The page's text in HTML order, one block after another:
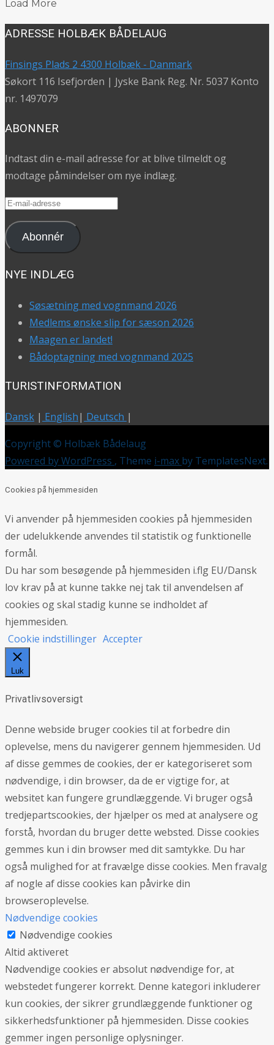
Load More
ADRESSE HOLBÆK BÅDELAUG
Finsings Plads 2 4300 Holbæk - Danmark
Søkort 116 Isefjorden | Jyske Bank Reg. Nr. 5037 Konto
nr. 1497079
ABONNER
Indtast din e-mail adresse for at blive tilmeldt og
modtage påmindelser om nye indlæg.
E-
mail-
adresseAbonnér
NYE INDLÆG
Søsætning med vognmand 2026
Medlems ønske slip for sæson 2026
Maagen er landet!
Bådoptagning med vognmand 2025
TURISTINFORMATION
Dansk | English| Deutsch |
Copyright © Holbæk Bådelaug
Powered by WordPress , Theme i-max by TemplatesNext.
Cookies på hjemmesiden
Vi anvender på hjemmesiden cookies på hjemmesiden
der udelukkende anvendes til statistik og funktionelle
formål.
Du har som besøgende på hjemmesiden i.flg EU/Dansk
lov krav på at kunne takke nej tak til anvendelsen af
cookies og skal stadig kunne se indholdet af
hjemmesiden.
Cookie indstillinger Accepter
Luk
Privatlivsoversigt
Denne webside bruger cookies til at forbedre din
oplevelse, mens du navigerer gennem hjemmesiden. Ud
af disse gemmes de cookies, der er kategoriseret som
nødvendige, i din browser, da de er vigtige for, at
websitet kan fungere grundlæggende. Vi bruger også
tredjepartscookies, der hjælper os med at analysere og
forstå, hvordan du bruger dette websted. Disse cookies
gemmes kun i din browser med dit samtykke. Du har
også mulighed for at fravælge disse cookies. Men fravalg
af nogle af disse cookies kan påvirke din
browseroplevelse.
Nødvendige cookies
Nødvendige cookies
Altid aktiveret
Nødvendige cookies er absolut nødvendige for, at
webstedet fungerer korrekt. Denne kategori inkluderer
kun cookies, der sikrer grundlæggende funktioner og
sikkerhedsfunktioner på hjemmesiden. Disse cookies
gemmer ingen personlige oplysninger.